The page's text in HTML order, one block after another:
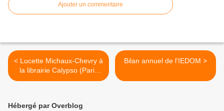
Ajouter un commentaire
< Lucette Michaux-Chevry à
la librairie Calypso (Paris
14)
Bilan annuel de l'IEDOM >
Hébergé par Overblog